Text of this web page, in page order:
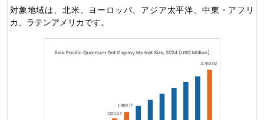
対象地域は、北米、ヨーロッパ、アジア太平洋、中東・アフリ
カ、ラテンアメリカです。